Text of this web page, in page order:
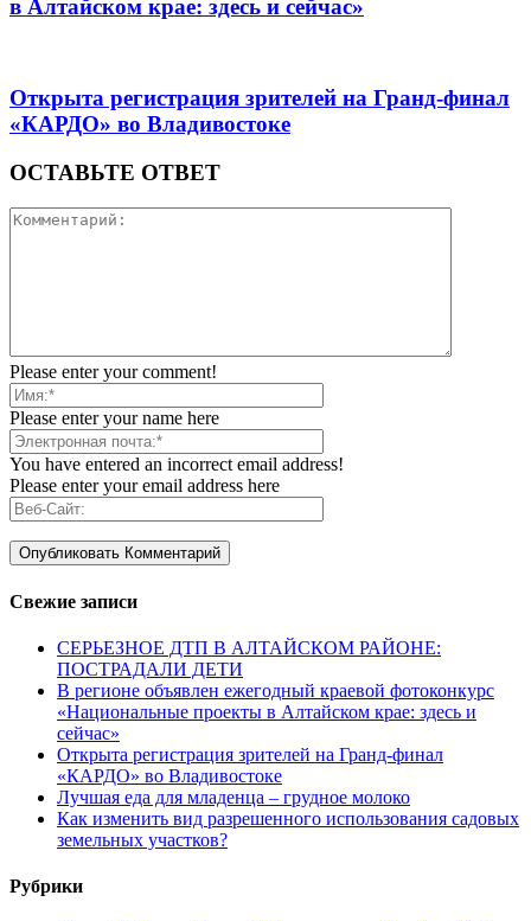
в Алтайском крае: здесь и сейчас»
Открыта регистрация зрителей на Гранд-финал
«КАРДО» во Владивостоке
ОСТАВЬТЕ ОТВЕТ
Please enter your comment!
Please enter your name here
You have entered an incorrect email address!
Please enter your email address here
Свежие записи
СЕРЬЕЗНОЕ ДТП В АЛТАЙСКОМ РАЙОНЕ:
ПОСТРАДАЛИ ДЕТИ
В регионе объявлен ежегодный краевой фотоконкурс
«Национальные проекты в Алтайском крае: здесь и
сейчас»
Открыта регистрация зрителей на Гранд-финал
«КАРДО» во Владивостоке
Лучшая еда для младенца – грудное молоко
Как изменить вид разрешенного использования садовых
земельных участков?
Рубрики